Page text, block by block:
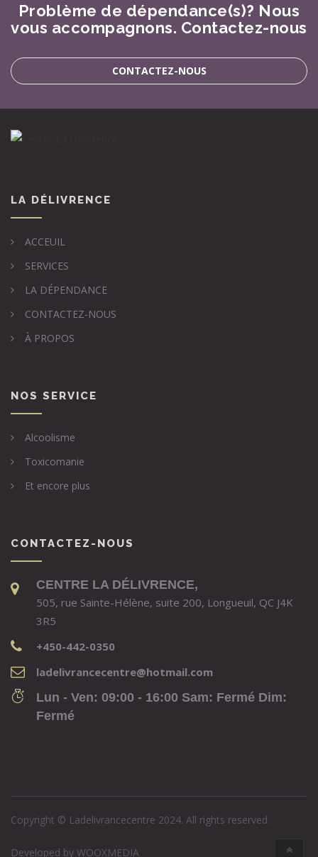
Problème de dépendance(s)? Nous
vous accompagnons. Contactez-nous
CONTACTEZ-NOUS
LA DÉLIVRENCE
ACCEUIL
SERVICES
LA DÉPENDANCE
CONTACTEZ-NOUS
À PROPOS
NOS SERVICE
Alcoolisme
Toxicomanie
Et encore plus
CONTACTEZ-NOUS
CENTRE LA DÉLIVRENCE,
505, rue Sainte-Hélène, suite 200, Longueuil, QC J4K
3R5
+450-442-0350
ladelivrancecentre@hotmail.com
Lun - Ven: 09:00 - 16:00 Sam: Fermé Dim:
Fermé
Copyright © Ladelivrancecentre 2024. All rights reserved.
Developed by WOOXMEDIA